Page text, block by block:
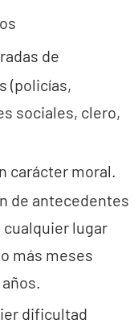
de
(policías,
sociales, clero,
carácter moral.
de antecedentes
lugar
más meses
dificultad